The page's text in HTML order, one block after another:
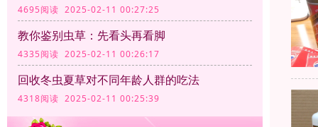
4695阅读 2025-02-11 00:27:25
教你鉴别虫草：先看头再看脚
4335阅读 2025-02-11 00:26:17
回收冬虫夏草对不同年龄人群的吃法
4318阅读 2025-02-11 00:25:39